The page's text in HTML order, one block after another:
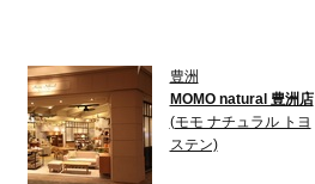
豊洲
MOMO natural 豊洲店
(モモ ナチュラル トヨ
ステン)